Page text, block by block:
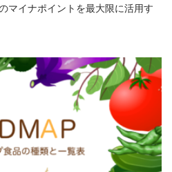
マイナポイントを最大限に活用す